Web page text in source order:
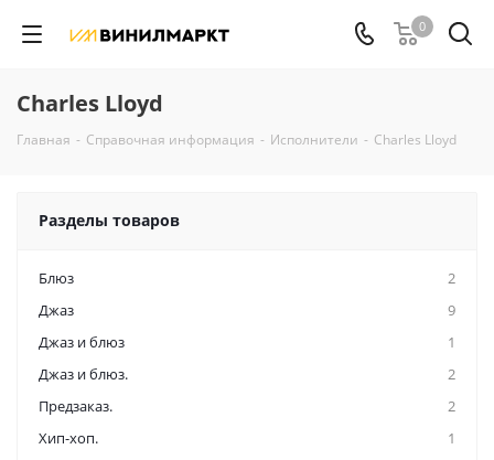
0
Charles Lloyd
Главная - Справочная информация - Исполнители - Charles Lloyd
Разделы товаров
Блюз
2
Джаз
9
Джаз и блюз
1
Джаз и блюз.
2
Предзаказ.
2
Хип-хоп.
1